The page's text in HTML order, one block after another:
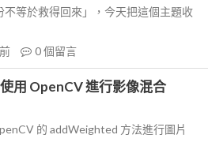
等於救得回來」，今天把這個主題收
0個留言
用 OpenCV 進行影像混合
的 addWeighted 方法進行圖片